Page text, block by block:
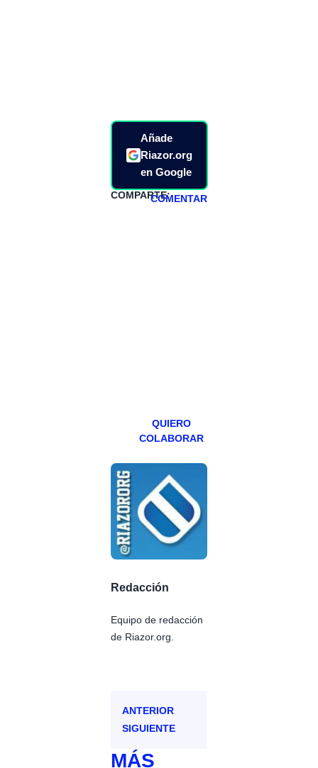
Añade
Riazor.org
en Google
COMPARTE:COMENTAR
QUIERO
COLABORAR
Redacción
Equipo de redacción
de Riazor.org.
ANTERIOR
SIGUIENTE
MÁS